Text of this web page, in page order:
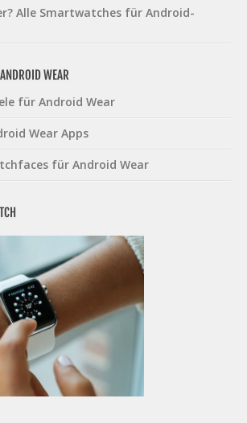
Alle Smartwatches für Android-
WEAR
für Android Wear
Wear Apps
für Android Wear